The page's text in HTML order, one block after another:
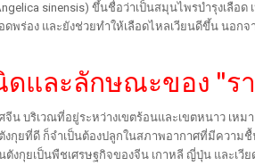
sinensis) ขึ้นชื่อว่าเป็นสมุนไพรบำรุงเลือ
ดพร่อง และยังช่วยทำให้เลือดไหลเวียนดีขึ้น นอกจ
ดและลักษณะของ "ร
จีน บริเวณที่อยู่ระหว่างเขตร้อนและเขตหนาว เ
งกุยที่ดี ก็จำเป็นต้องปลูกในสภาพอากาศที่มีความ
ตังกุยเป็นพืชเศรษฐกิจของจีน เกาหลี ญี่ปุ่น และเวี